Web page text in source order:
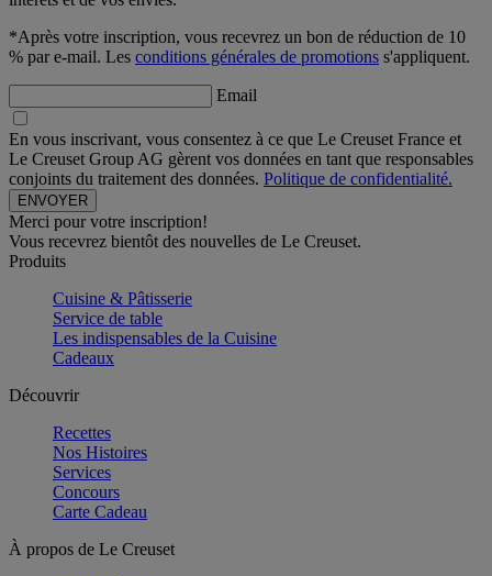
*Après votre inscription, vous recevrez un bon de réduction de 10
% par e-mail. Les conditions générales de promotions s'appliquent.
Email
En vous inscrivant, vous consentez à ce que Le Creuset France et
Le Creuset Group AG gèrent vos données en tant que responsables
conjoints du traitement des données. Politique de confidentialité.
Merci pour votre inscription!
Vous recevrez bientôt des nouvelles de Le Creuset.
Produits
Cuisine & Pâtisserie
Service de table
Les indispensables de la Cuisine
Cadeaux
Découvrir
Recettes
Nos Histoires
Services
Concours
Carte Cadeau
À propos de Le Creuset